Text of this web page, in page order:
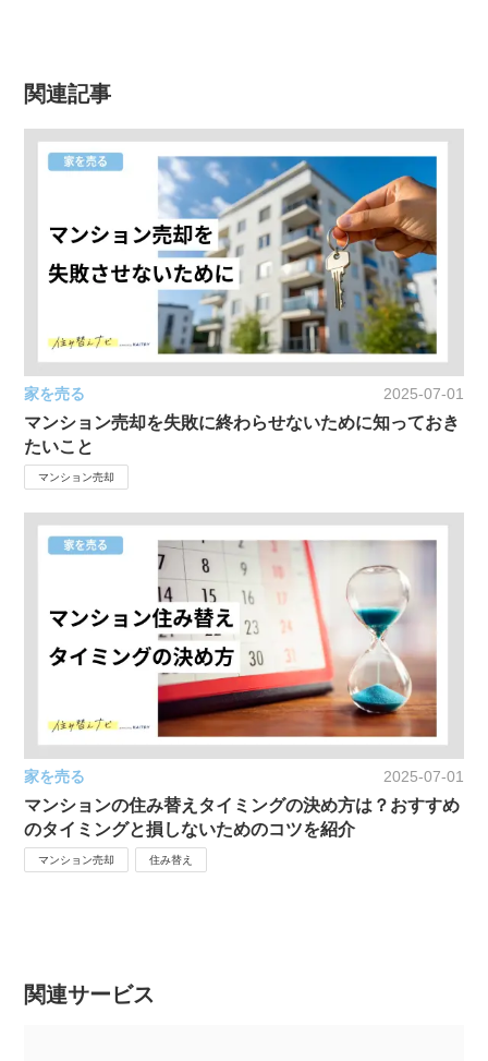
関連記事
家を売る 2025-07-01
マンション売却を失敗に終わらせないために知っておき
たいこと
マンション売却
家を売る 2025-07-01
マンションの住み替えタイミングの決め方は？おすすめ
のタイミングと損しないためのコツを紹介
マンション売却 住み替え
関連サービス